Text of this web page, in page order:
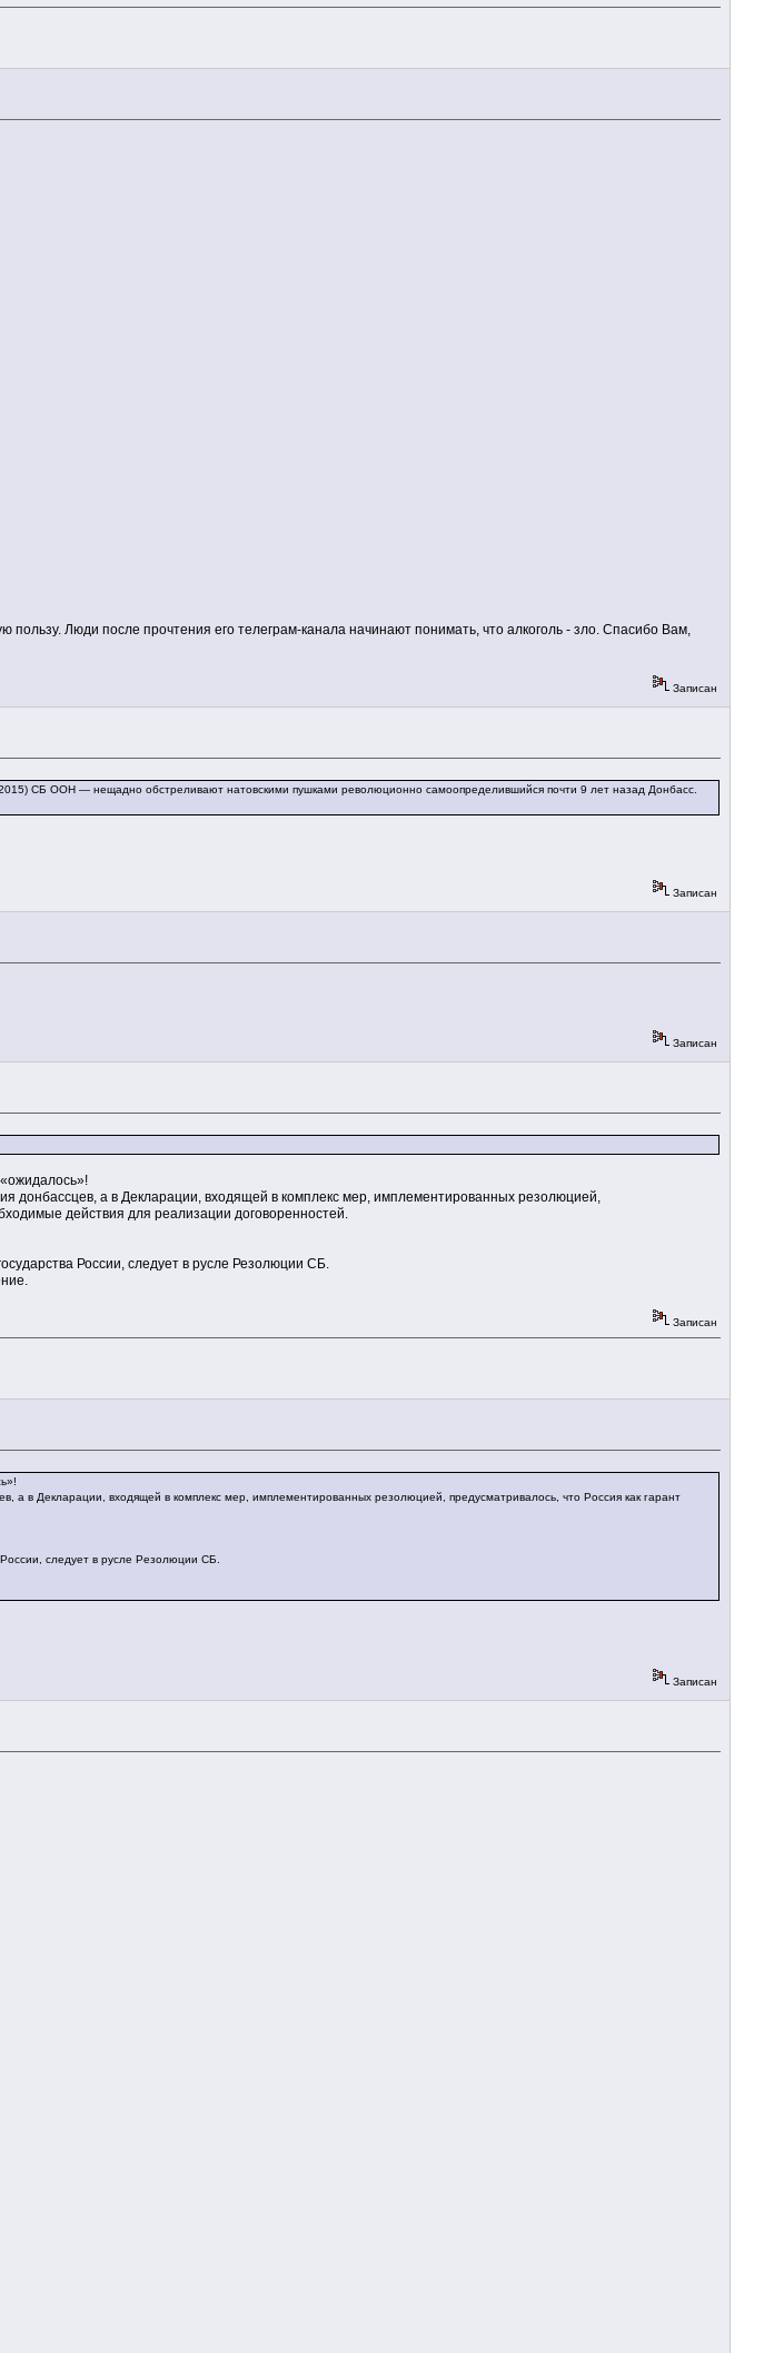
Люди после прочтения его телеграм-канала начинают понимать, что алкоголь - зло. Спасибо Вам,
Записан
СБ ООН — нещадно обстреливают натовскими пушками революционно самоопределившийся почти 9 лет назад Донбасс.
Записан
Записан
донбассцев, а в Декларации, входящей в комплекс мер, имплементированных резолюцией,
действия для реализации договоренностей.
России, следует в русле Резолюции СБ.
Записан
а в Декларации, входящей в комплекс мер, имплементированных резолюцией, предусматривалось, что Россия как гарант
следует в русле Резолюции СБ.
Записан